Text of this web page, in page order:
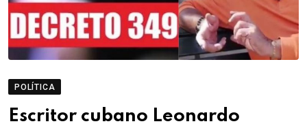
POLÍTICA
Escritor cubano Leonardo